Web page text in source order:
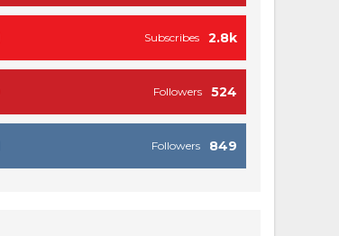
2.8k
Subscribes
524
Followers
849
Followers